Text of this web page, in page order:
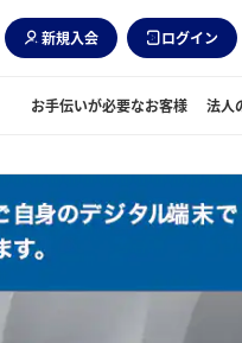
新規入会 ログイン
お手伝いが必要なお客様 法人